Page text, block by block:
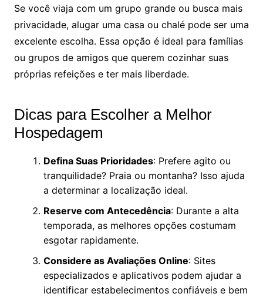
Se você viaja com um grupo grande ou busca mais
privacidade, alugar uma casa ou chalé pode ser uma
excelente escolha. Essa opção é ideal para famílias
ou grupos de amigos que querem cozinhar suas
próprias refeições e ter mais liberdade.
Dicas para Escolher a Melhor
Hospedagem
Defina Suas Prioridades: Prefere agito ou
tranquilidade? Praia ou montanha? Isso ajuda
a determinar a localização ideal.
Reserve com Antecedência: Durante a alta
temporada, as melhores opções costumam
esgotar rapidamente.
Considere as Avaliações Online: Sites
especializados e aplicativos podem ajudar a
identificar estabelecimentos confiáveis e bem